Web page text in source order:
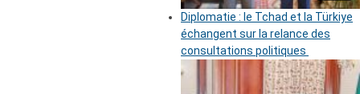
Diplomatie : le Tchad et la Türkiye
échangent sur la relance des
consultations politiques